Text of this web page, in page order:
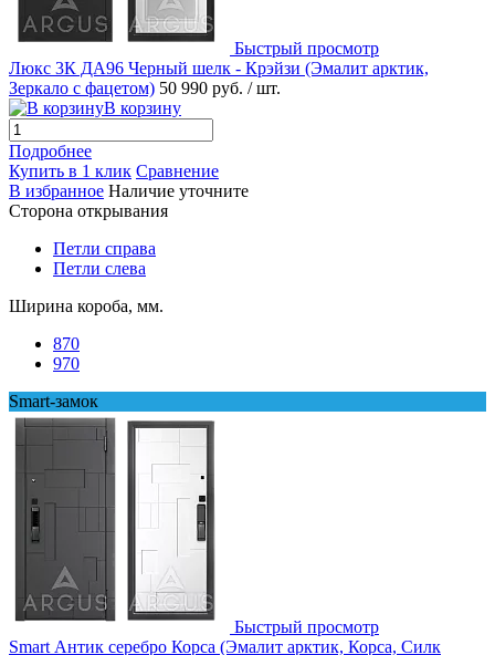
Быстрый просмотр
Люкс 3К ДА96 Черный шелк - Крэйзи (Эмалит арктик,
Зеркало с фацетом) 50 990 руб. / шт.
В корзину
Подробнее
Купить в 1 клик Сравнение
В избранное Наличие уточните
Сторона открывания
Петли справа
Петли слева
Ширина короба, мм.
870
970
Smart-замок
Быстрый просмотр
Smart Антик серебро Корса (Эмалит арктик, Корса, Силк